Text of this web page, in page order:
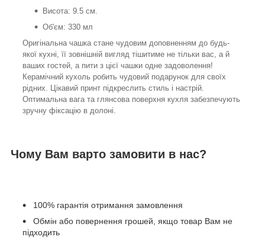
Висота: 9.5 см.
Об'єм: 330 мл
Оригінальна чашка стане чудовим доповненням до будь-
якої кухні, її зовнішній вигляд тішитиме не тільки вас, а й
ваших гостей, а пити з цієї чашки одне задоволення!
Керамічний кухоль робить чудовий подарунок для своїх
рідних. Цікавий принт підкреслить стиль і настрій.
Оптимальна вага та глянсова поверхня кухля забезпечують
зручну фіксацію в долоні.
Чому Вам варто замовити в нас?
100% гарантія отримання замовлення
Обмін або повернення грошей, якщо товар Вам не
підходить